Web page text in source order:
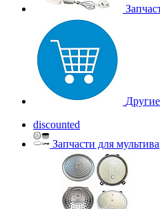
discounted
Запчасти для